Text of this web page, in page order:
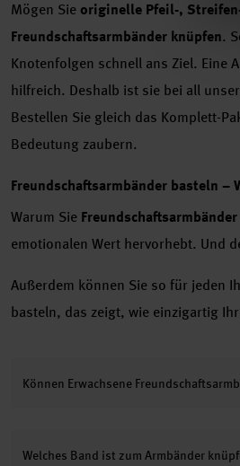
Mögen Sie originelle Pfeil-,
Freundschaftsarmbänder knüpfen.
Knotenfolgen schnell ans Ziel. Eine
hilfreich. Deshalb ist sie bei all
Bestellen Sie gleich das Komplett-
Bedeutung zaubern.
Freundschaftsarmbänder basteln –
Warum Sie
emotionalen Wert hervorhebt. Und
Außerdem können Sie so für jeden
basteln, das zeigt, wie einzigartig
Können Erwachsene
Welches Band ist zum Armbänder